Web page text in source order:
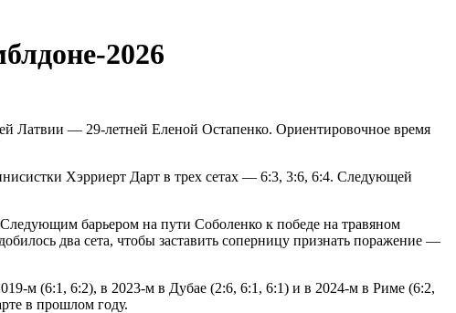
2026
Латвии — 29-летней Еленой Остапенко. Ориентировочное время
Хэрриерт Дарт в трех сетах — 6:3, 3:6, 6:4. Следующей
барьером на пути Соболенко к победе на травяном
два сета, чтобы заставить соперницу признать поражение —
м (6:1, 6:2), в 2023-м в Дубае (2:6, 6:1, 6:1) и в 2024-м в Риме (6:2,
в прошлом году.